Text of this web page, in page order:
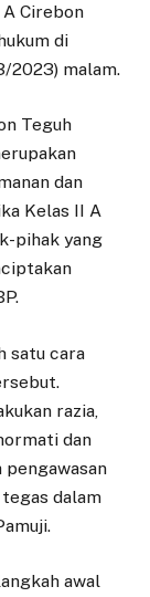
Cirebon
di
2023) malam.
Teguh
dan
Kelas II A
pihak yang
satu cara
razia,
dan
pengawasan
dalam
awal